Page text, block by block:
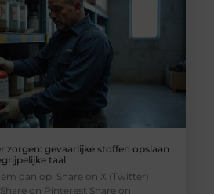
zorgen: gevaarlijke stoffen opslaan
taal
dan op: Share on X (Twitter)
on Pinterest Share on